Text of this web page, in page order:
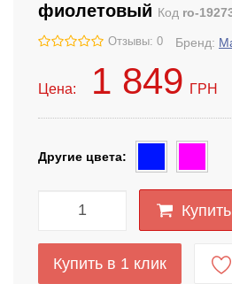
фиолетовый Код ro-
Отзывы: 0 Бренд:
Цена: 1 849 ГРН
Другие цвета:
Купить
Купить в 1 клик